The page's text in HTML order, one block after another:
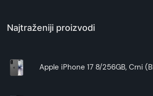
Najtraženiji proizvodi
Apple iPhone 17 8/256GB, Crni